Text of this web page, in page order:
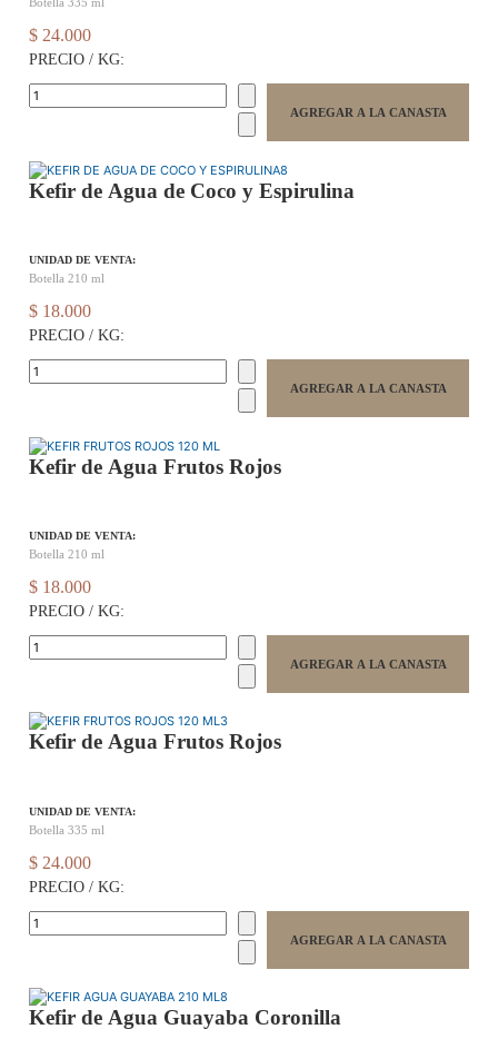
$ 24.000
PRECIO / KG:
Kefir de Agua de Coco y Espirulina
UNIDAD DE VENTA:
Botella 210 ml
$ 18.000
PRECIO / KG:
Kefir de Agua Frutos Rojos
UNIDAD DE VENTA:
Botella 210 ml
$ 18.000
PRECIO / KG:
Kefir de Agua Frutos Rojos
UNIDAD DE VENTA:
Botella 335 ml
$ 24.000
PRECIO / KG:
Kefir de Agua Guayaba Coronilla